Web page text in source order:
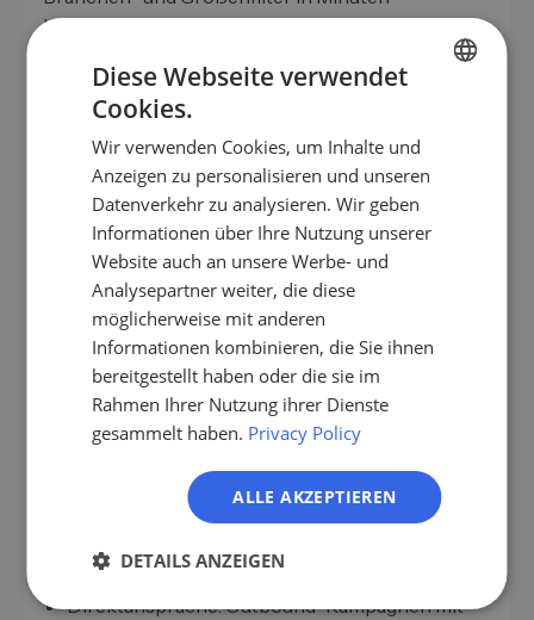
bereitzustellen – statt manuell Adressen
zusammenzutragen. Genau diese Kombination aus
klarer Nische und datenbasierter Recherche ist
der Unterschied zwischen planbarem Vertrieb und
Zufall.
Customer Journey in der Nische: Drei
Ebenen, die zusammenspielen
Nischenvertrieb scheitert selten an fehlenden
Kontakten, sondern daran, dass die Ebenen
Marketing, Vertrieb und Kundenbetreuung nicht
synchron laufen. Wer in der Nische sichtbar
werden will, muss entlang der gesamten Journey
konsistent liefern:
Sichtbarkeit: Fachinhalte, die für deine Nische
Branchenstudien, Case Studies
Direktansprache: Outbound-Kampagnen mit
EN
FR
PL
Diese Webseite verwendet
Cookies.
Wir verwenden Cookies, um Inhalte und
Anzeigen zu personalisieren und unseren
Datenverkehr zu analysieren. Wir geben
Informationen über Ihre Nutzung unserer
Website auch an unsere Werbe- und
Analysepartner weiter, die diese
möglicherweise mit anderen
Informationen kombinieren, die Sie ihnen
bereitgestellt haben oder die sie im
Rahmen Ihrer Nutzung ihrer Dienste
gesammelt haben. Privacy Policy
ALLE AKZEPTIEREN
DETAILS ANZEIGEN